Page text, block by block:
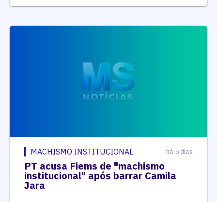
MACHISMO INSTITUCIONAL há 5 dias
PT acusa Fiems de "machismo
institucional" após barrar Camila
Jara